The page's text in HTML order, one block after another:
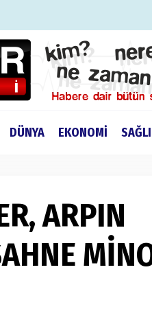
DÜNYA EKONOMİ
ARPIN